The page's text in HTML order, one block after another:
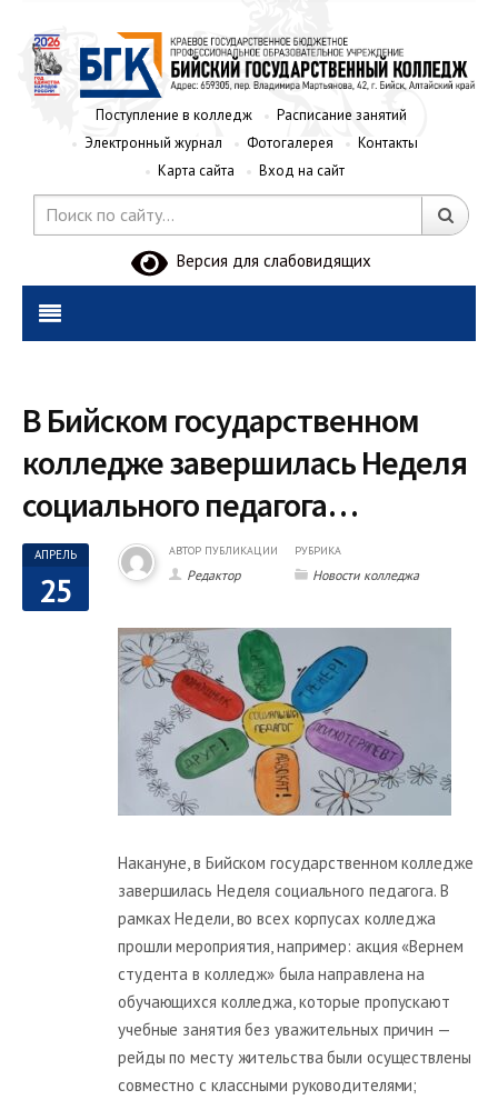
Поступление в колледж
Расписание занятий
Электронный журнал
Фотогалерея
Контакты
Карта сайта
Вход на сайт
Версия для слабовидящих
В Бийском государственном
колледже завершилась Неделя
социального педагога…
АПРЕЛЬ
25
АВТОР ПУБЛИКАЦИИ
Редактор
РУБРИКА
Новости колледжа
Накануне, в Бийском государственном колледже
завершилась Неделя социального педагога. В
рамках Недели, во всех корпусах колледжа
прошли мероприятия, например: акция «Вернем
студента в колледж» была направлена на
обучающихся колледжа, которые пропускают
учебные занятия без уважительных причин —
рейды по месту жительства были осуществлены
совместно с классными руководителями;